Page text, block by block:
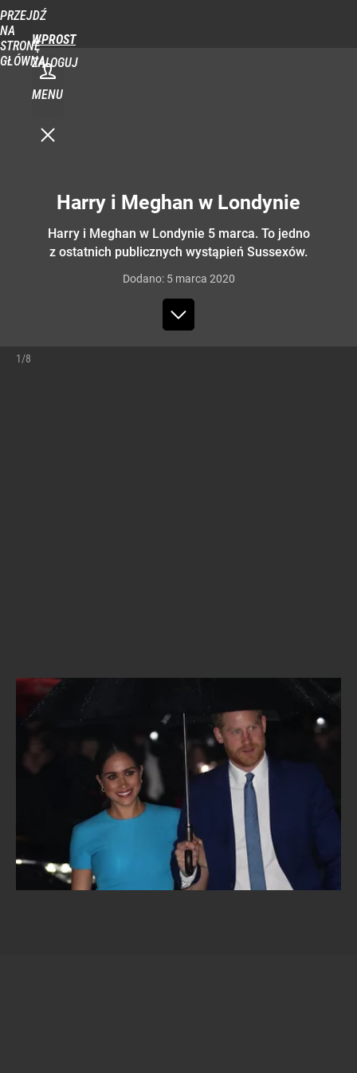
PRZEJDŹ
NA
STRONĘ
GŁÓWNĄ
WPROST
ZALOGUJ
MENU
Harry i Meghan w Londynie
Harry i Meghan w Londynie 5 marca. To jedno
z ostatnich publicznych wystąpień Sussexów.
Dodano: 5 marca 2020